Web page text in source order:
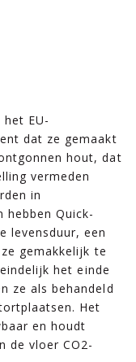
EU-
dat ze gemaakt
hout, dat
vermeden
in
hebben Quick-
levensduur, een
gemakkelijk te
het einde
ze als behandeld
Het
en houdt
de vloer CO2-